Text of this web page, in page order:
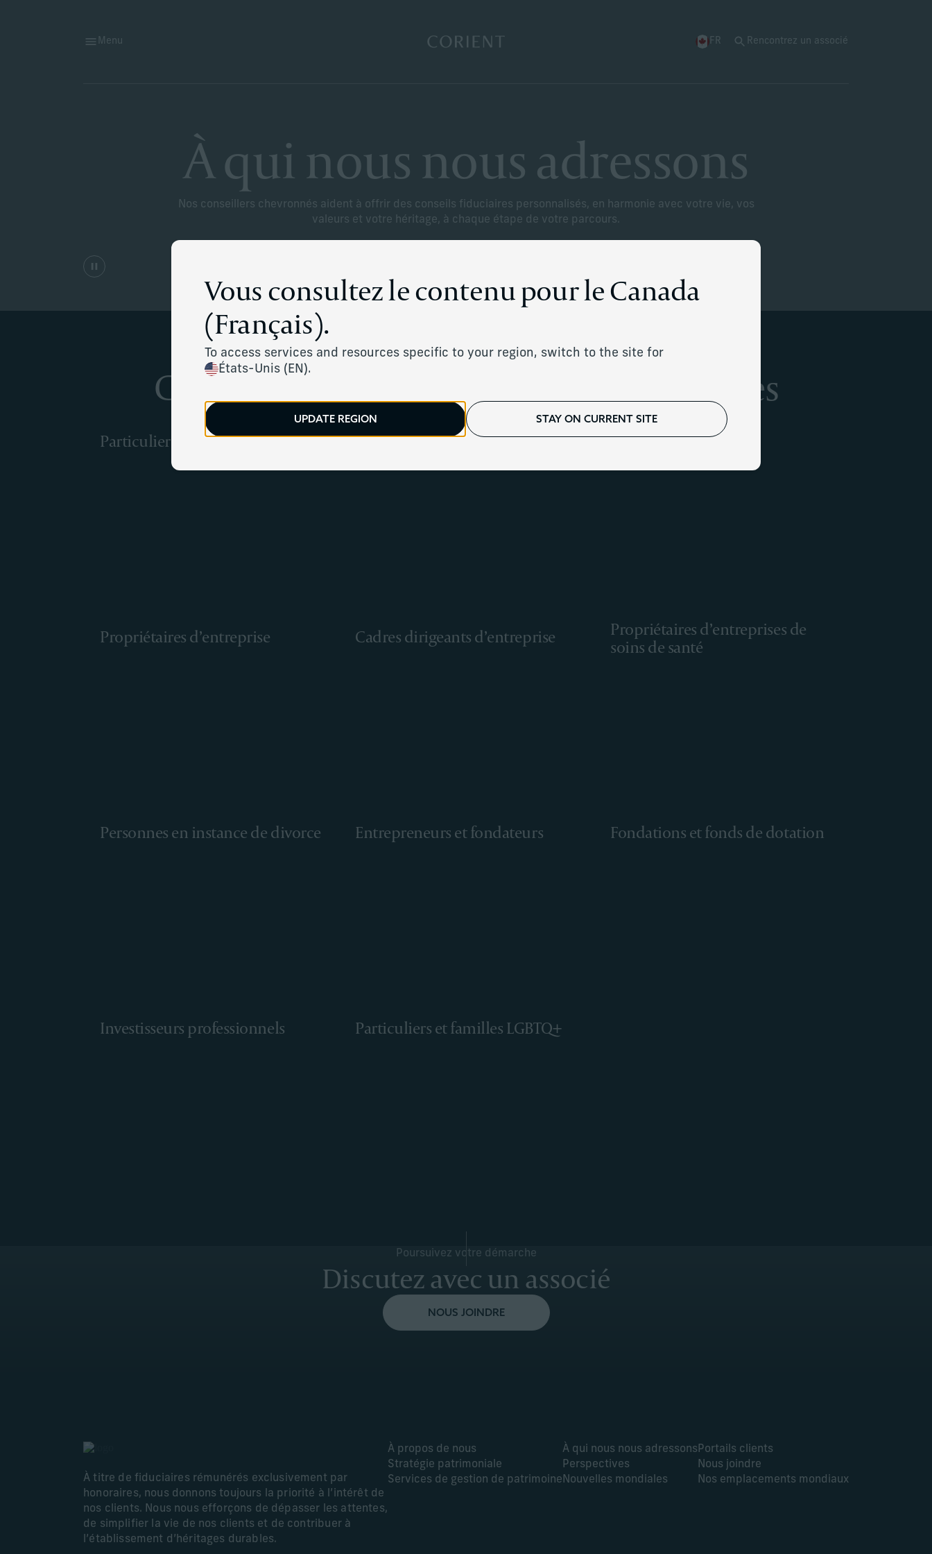
Menu Retour à la page d’accueil FR
Vous consultez le contenu pour le Canada
(Français).
To access services and resources specific to your region, switch to the site for
États-Unis (EN).
UPDATE REGION STAY ON CURRENT SITE
Rencontrez un associé
À qui nous nous adressons
Nos conseillers chevronnés aident à offrir des conseils fiduciaires personnalisés, en harmonie avec votre vie, vos
valeurs et votre héritage, à chaque étape de votre parcours.
Clients mondiaux aux besoins complexes
Particuliers et familles Athlètes et artistes
Partenaires de services
Propriétaires d’entreprise Cadres dirigeants d’entreprise
Propriétaires d’entreprises de
soins de santé
Personnes en instance de divorce Entrepreneurs et fondateurs Fondations et fonds de dotation
Investisseurs professionnels Particuliers et familles LGBTQ+
Poursuivez votre démarche
Discutez avec un associé
NOUS JOINDRE
À titre de fiduciaires rémunérés exclusivement par
honoraires, nous donnons toujours la priorité à l’intérêt de
nos clients. Nous nous efforçons de dépasser les attentes,
de simplifier la vie de nos clients et de contribuer à
l’établissement d’héritages durables.
À propos de nous
Stratégie patrimoniale
Services de gestion de patrimoine
À qui nous nous adressons
Perspectives
Nouvelles mondiales
Portails clients
Nous joindre
Nos emplacements mondiaux